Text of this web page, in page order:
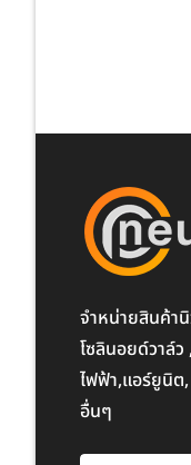
จำหน่ายสินค้า
โซลินอยด์วาล์ว
ไฟฟ้า,แอร์ยูนิต
อื่นๆ